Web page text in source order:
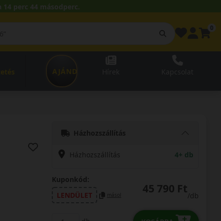
14 perc 43 másodperc.
AJÁNDÉKUTALVÁNY
Házhozszállítás
Házhozszállítás 4+ db
Kuponkód:
LENDÜLET
másol 45 790 Ft
/db